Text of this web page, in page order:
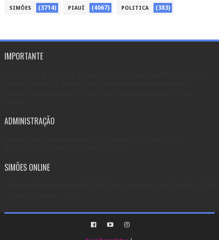
SIMÕES (3714) PIAUÍ (4067) POLITICA (383)
IMPORTANTE
ADMINISTRAÇÃO
SIMÕES ONLINE